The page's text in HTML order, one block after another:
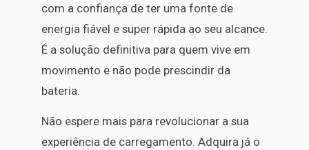
com a confiança de ter uma fonte de
energia fiável e super rápida ao seu alcance.
É a solução definitiva para quem vive em
movimento e não pode prescindir da
bateria.
Não espere mais para revolucionar a sua
experiência de carregamento. Adquira já o